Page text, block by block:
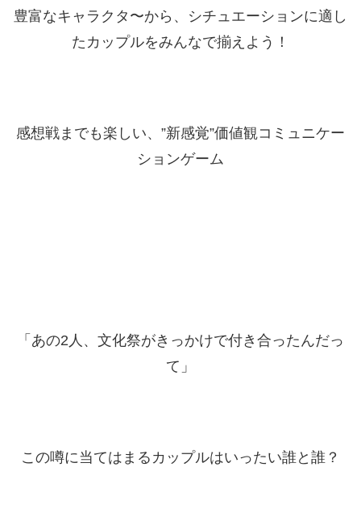
豊富なキャラクタ〜から、シチュエーションに適し
たカップルをみんなで揃えよう！
感想戦までも楽しい、”新感覚”価値観コミュニケー
ションゲーム
「あの2人、文化祭がきっかけで付き合ったんだっ
て」
この噂に当てはまるカップルはいったい誰と誰？